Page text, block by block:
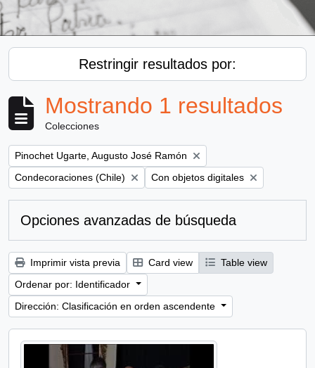
Restringir resultados por:
Mostrando 1 resultados
Colecciones
Remove filter:
Pinochet Ugarte, Augusto José Ramón
Remove filter:
Condecoraciones (Chile) Remove filter:
Con objetos digitales
Opciones avanzadas de búsqueda
Imprimir vista previa Card view
Table view
Ordenar por: Identificador
Dirección: Clasificación en orden ascendente